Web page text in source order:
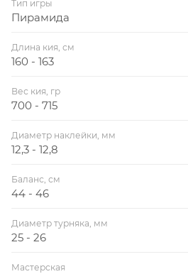
Тип игры
Пирамида
Длина кия, см
160 - 163
Вес кия, гр
700 - 715
Диаметр наклейки, мм
12,3 - 12,8
Баланс, см
44 - 46
Диаметр турняка, мм
25 - 26
Мастерская